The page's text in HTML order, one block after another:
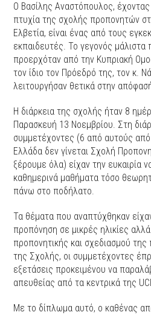
Ο Βασίλης Αναστόπουλος,
πτυχία της σχολής προπονητών
Ελβετία, είναι ένας από τους
εκπαιδευτές. Το γεγονός
προερχόταν από την Κυπριακή
τον ίδιο τον Πρόεδρό της, τον κ.
λειτουργήσαν θετικά στην
Η διάρκεια της σχολής ήταν 8
Παρασκευή 13 Νοεμβρίου. Στη
συμμετέχοντες (6 από αυτούς
Ελλάδα δεν γίνεται Σχολή
ξέρουμε όλα) είχαν την ευκαιρία
καθημερινά μαθήματα τόσο
πάνω στο ποδήλατο.
Τα θέματα που αναπτύχθηκαν
προπόνηση σε μικρές ηλικίες
προπονητικής και σχεδιασμού
της Σχολής, οι συμμετέχοντες
εξετάσεις προκειμένου να
απευθείας από τα κεντρικά της
Με το δίπλωμα αυτό, ο καθένας